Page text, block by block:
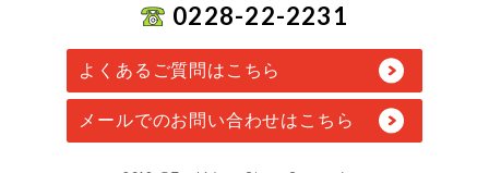
0228-22-2231
よくあるご質問はこちら
メールでのお問い合わせはこちら